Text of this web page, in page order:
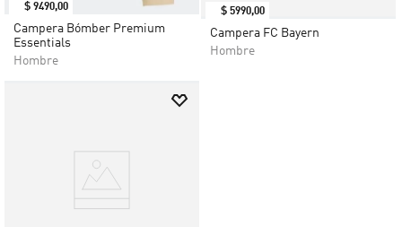
$ 9490,00
Campera Bómber Premium
Essentials
Hombre
$ 5990,00
Campera FC Bayern
Hombre